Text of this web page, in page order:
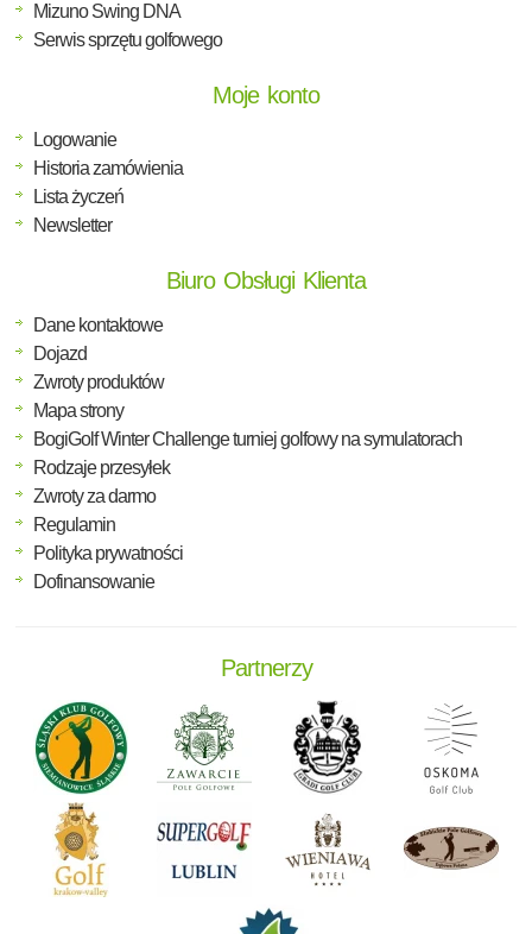
Mizuno Swing DNA
Serwis sprzętu golfowego
Moje konto
Logowanie
Historia zamówienia
Lista życzeń
Newsletter
Biuro Obsługi Klienta
Dane kontaktowe
Dojazd
Zwroty produktów
Mapa strony
BogiGolf Winter Challenge turniej golfowy na symulatorach
Rodzaje przesyłek
Zwroty za darmo
Regulamin
Polityka prywatności
Dofinansowanie
Partnerzy